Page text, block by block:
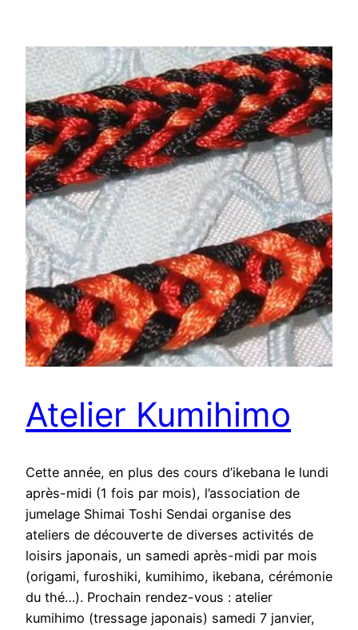
Atelier Kumihimo
Cette année, en plus des cours d’ikebana le lundi
après-midi (1 fois par mois), l’association de
jumelage Shimai Toshi Sendai organise des
ateliers de découverte de diverses activités de
loisirs japonais, un samedi après-midi par mois
(origami, furoshiki, kumihimo, ikebana, cérémonie
du thé…). Prochain rendez-vous : atelier
kumihimo (tressage japonais) samedi 7 janvier,